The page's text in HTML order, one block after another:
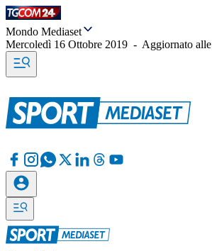
Mondo Mediaset
Mercoledì 16 Ottobre 2019 - Aggiornato alle